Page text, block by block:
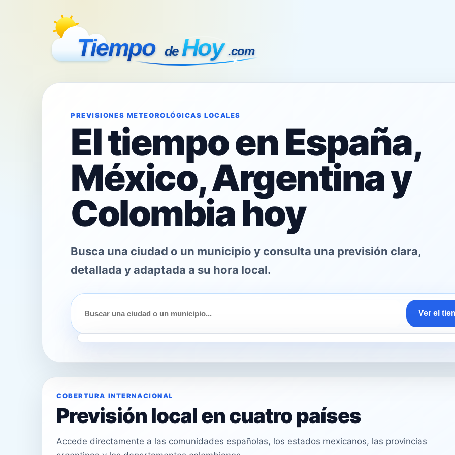
PREVISIONES METEOROLÓGICAS LOCALES
El tiempo en España,
México, Argentina y
Colombia hoy
Busca una ciudad o un municipio y consulta una previsión clara,
detallada y adaptada a su hora local.
Ver el
COBERTURA INTERNACIONAL
Previsión local en cuatro países
Accede directamente a las comunidades españolas, los estados mexicanos, las provincias